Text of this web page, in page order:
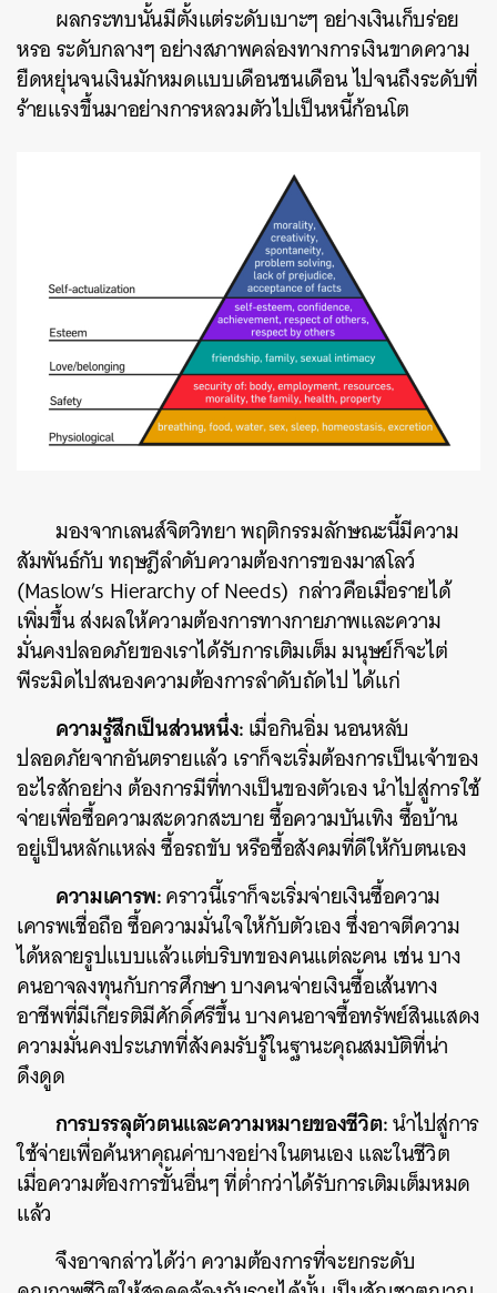
ผลกระทบนั้นมีตั้งแต่ระดับเบาะๆ อย่างเงินเก็บร่อย
หรอ ระดับกลางๆ อย่างสภาพคล่องทางการเงินขาดความ
ยืดหยุ่นจนเงินมักหมดแบบเดือนชนเดือน ไปจนถึงระดับที่
ร้ายแรงขึ้นมาอย่างการหลวมตัวไปเป็นหนี้ก้อนโต
มองจากเลนส์จิตวิทยา พฤติกรรมลักษณะนี้มีความ
สัมพันธ์กับ ทฤษฎีลำดับความต้องการของมาสโลว์
(Maslow’s Hierarchy of Needs) กล่าวคือเมื่อรายได้
เพิ่มขึ้น ส่งผลให้ความต้องการทางกายภาพและความ
มั่นคงปลอดภัยของเราได้รับการเติมเต็ม มนุษย์ก็จะไต่
พีระมิดไปสนองความต้องการลำดับถัดไป ได้แก่
ความรู้สึกเป็นส่วนหนึ่ง:เมื่อกินอิ่ม นอนหลับ
ปลอดภัยจากอันตรายแล้ว เราก็จะเริ่มต้องการเป็นเจ้าของ
อะไรสักอย่าง ต้องการมีที่ทางเป็นของตัวเอง นำไปสู่การใช้
จ่ายเพื่อซื้อความสะดวกสะบาย ซื้อความบันเทิง ซื้อบ้าน
อยู่เป็นหลักแหล่ง ซื้อรถขับ หรือซื้อสังคมที่ดีให้กับตนเอง
ความเคารพ:คราวนี้เราก็จะเริ่มจ่ายเงินซื้อความ
เคารพเชื่อถือ ซื้อความมั่นใจให้กับตัวเอง ซึ่งอาจตีความ
ได้หลายรูปแบบแล้วแต่บริบทของคนแต่ละคน เช่น บาง
คนอาจลงทุนกับการศึกษา บางคนจ่ายเงินซื้อเส้นทาง
อาชีพที่มีเกียรติมีศักดิ์ศรีขึ้น บางคนอาจซื้อทรัพย์สินแสดง
ความมั่นคงประเภทที่สังคมรับรู้ในฐานะคุณสมบัติที่น่า
ดึงดูด
การบรรลุตัวตนและความหมายของชีวิต:นำไปสู่การ
ใช้จ่ายเพื่อค้นหาคุณค่าบางอย่างในตนเอง และในชีวิต
เมื่อความต้องการขั้นอื่นๆ ที่ต่ำกว่าได้รับการเติมเต็มหมด
แล้ว
จึงอาจกล่าวได้ว่า ความต้องการที่จะยกระดับ